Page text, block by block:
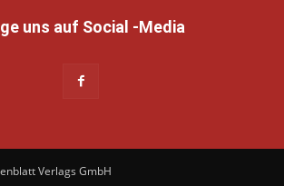
uns auf Social -Media
Verlags GmbH